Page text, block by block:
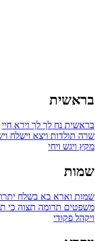
בראשית
בראשית נח לך לך וירא חיי
שרה תולדות ויצא וישלח
מקץ ויגש ויחי
שמות
שמות וארא בא בשלח יתרו
משפטים תרומה תצוה כי
ויקהל פקודי